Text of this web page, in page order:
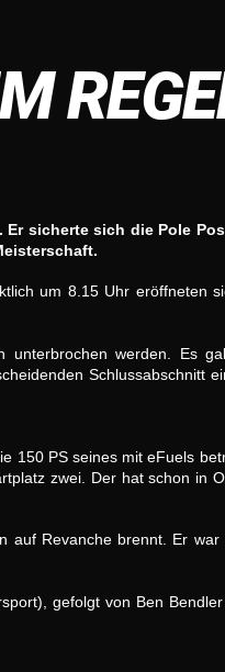
sicherte sich die Pole
um 8.15 Uhr eröffneten
unterbrochen werden. Es
Schlussabschnitt
150 PS seines mit eFuels
zwei. Der hat schon in
auf Revanche brennt. Er war
gefolgt von Ben Bendler